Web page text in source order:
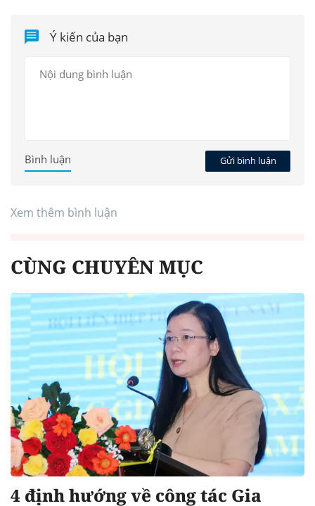
Ý kiến của bạn
Gửi bình luận
Bình luận
Xem thêm bình luận
CÙNG CHUYÊN MỤC
4 định hướng về công tác Gia